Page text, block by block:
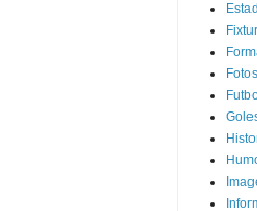
Fotos